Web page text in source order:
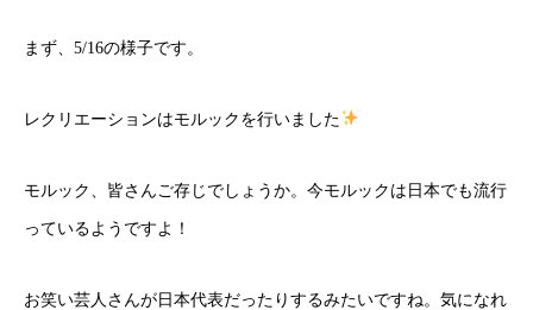
まず、5/16の様子です。
レクリエーションはモルックを行いました
モルック、皆さんご存じでしょうか。今モルックは日本でも流行
っているようですよ！
お笑い芸人さんが日本代表だったりするみたいですね。気になれ